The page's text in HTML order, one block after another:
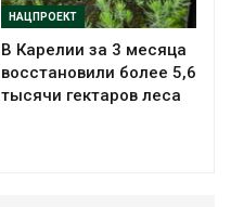
НАЦПРОЕКТ
В Карелии за 3 месяца
восстановили более 5,6
тысячи гектаров леса